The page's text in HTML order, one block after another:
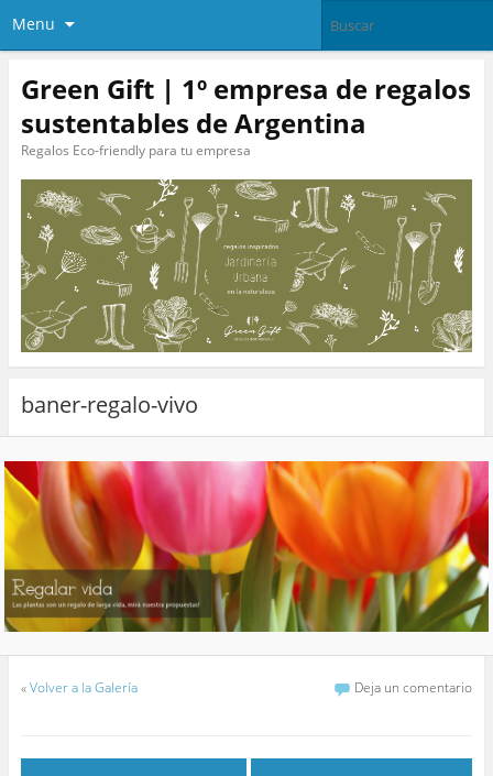
Menu
Green Gift | 1º empresa de regalos
sustentables de Argentina
Regalos Eco-friendly para tu empresa
baner-regalo-vivo
«Volver a la Galería Deja un comentario